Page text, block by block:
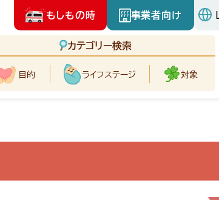
もしもの時 事業者向け
カテゴリー検索
目的 ライフステージ 対象